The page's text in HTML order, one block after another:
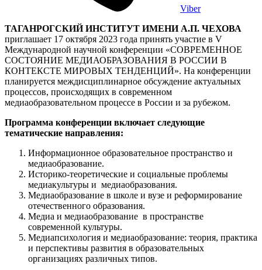
Viber
ТАГАНРОГСКИЙ ИНСТИТУТ ИМЕНИ А.П. ЧЕХОВА
приглашает 17 октября 2023 года принять участие в V
Международной научной конференции «СОВРЕМЕННОЕ
СОСТОЯНИЕ МЕДИАОБРАЗОВАНИЯ В РОССИИ В
КОНТЕКСТЕ МИРОВЫХ ТЕНДЕНЦИЙ». На конференции
планируется междисциплинарное обсуждение актуальных
процессов, происходящих в современном
медиаобразовательном процессе в России и за рубежом.
Программа конференции включает следующие
тематические направления:
Информационное образовательное пространство и
медиаобразование.
Историко-теоретические и социальные проблемы
медиакультуры и медиаобразования.
Медиаобразование в школе и вузе и реформирование
отечественного образования.
Медиа и медиаобразование в пространстве
современной культуры.
Медиапсихология и медиаобразование: теория, практика
и перспективы развития в образовательных
организациях различных типов.